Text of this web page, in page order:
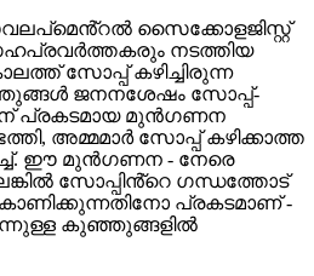
സൈക്കോളജിസ്റ്റ്
നടത്തിയ
സോപ്പ് കഴിച്ചിരുന്ന
ജനനശേഷം സോപ്പ്-
പ്രകടമായ മുൻഗണന
അമ്മമാർ സോപ്പ് കഴിക്കാത്ത
ഈ മുൻഗണന - നേരെ
സോപ്പിൻ്റെ ഗന്ധത്തോട്
പ്രകടമാണ് -
കുഞ്ഞുങ്ങളിൽ